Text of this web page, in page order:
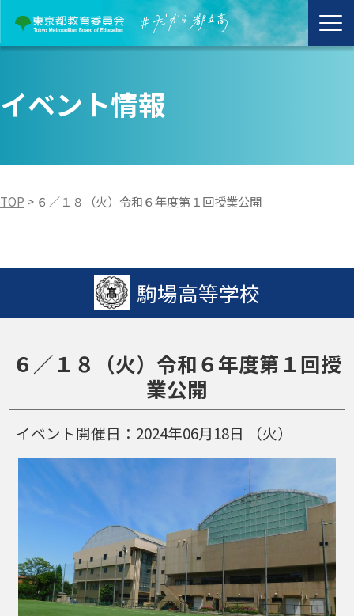
イベント情報
TOP > ６／１８（火）令和６年度第１回授業公開
駒場高等学校
６／１８（火）令和６年度第１回授
業公開
イベント開催日： 2024年06月18日 （火）